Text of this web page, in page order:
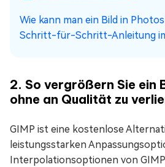
Wie kann man ein Bild in
Schritt-für-Schritt-Anleitung
2. So vergrößern Sie ein
ohne an Qualität zu
GIMP ist eine kostenlose
leistungsstarken
Interpolationsoptionen von